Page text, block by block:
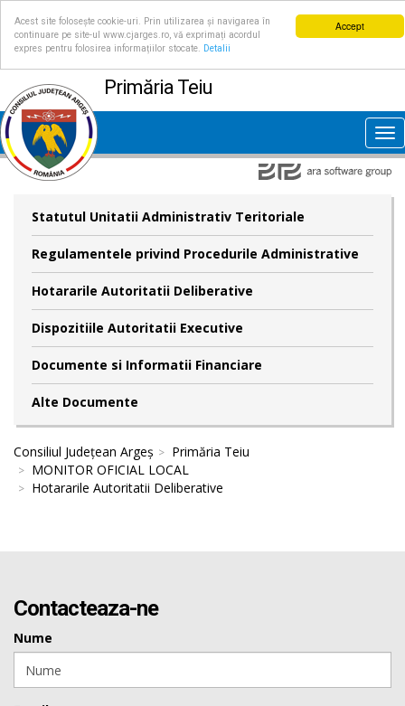
Accept
Acest site folosește cookie-uri. Prin utilizarea și navigarea în
continuare pe site-ul www.cjarges.ro, vă exprimați acordul
expres pentru folosirea informațiilor stocate.
Detalii
Primăria Teiu
Statutul Unitatii Administrativ Teritoriale
Regulamentele privind Procedurile Administrative
Hotararile Autoritatii Deliberative
Dispozitiile Autoritatii Executive
Documente si Informatii Financiare
Alte Documente
Consiliul Județean Argeș
Primăria Teiu
MONITOR OFICIAL LOCAL
Hotararile Autoritatii Deliberative
Contacteaza-ne
Nume